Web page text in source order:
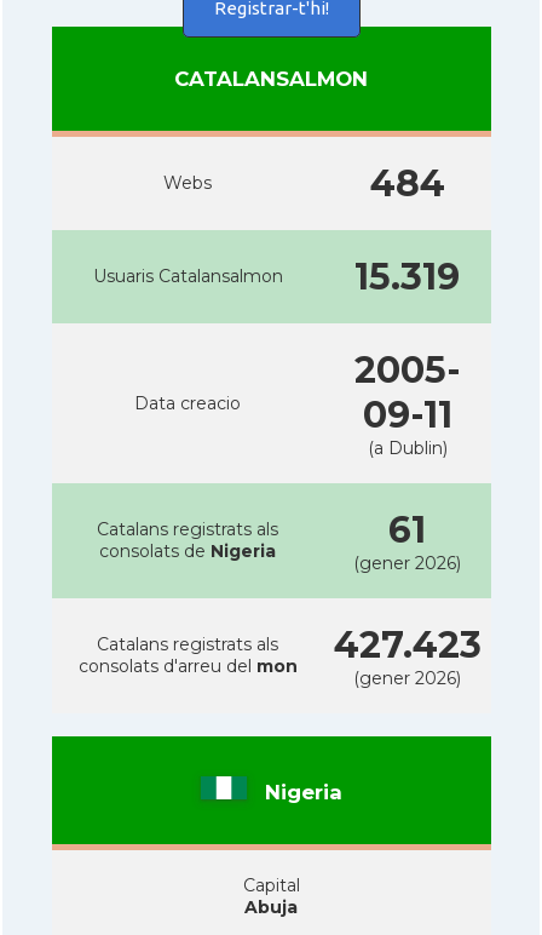
Registrar-t'hi!
CATALANSALMON
Webs 484
Usuaris Catalansalmon 15.319
Data creacio
2005-
09-11
(a Dublin)
Catalans registrats als
consolats de Nigeria 61
(gener 2026)
Catalans registrats als
consolats d'arreu del mon 427.423
(gener 2026)
Nigeria
Capital
Abuja